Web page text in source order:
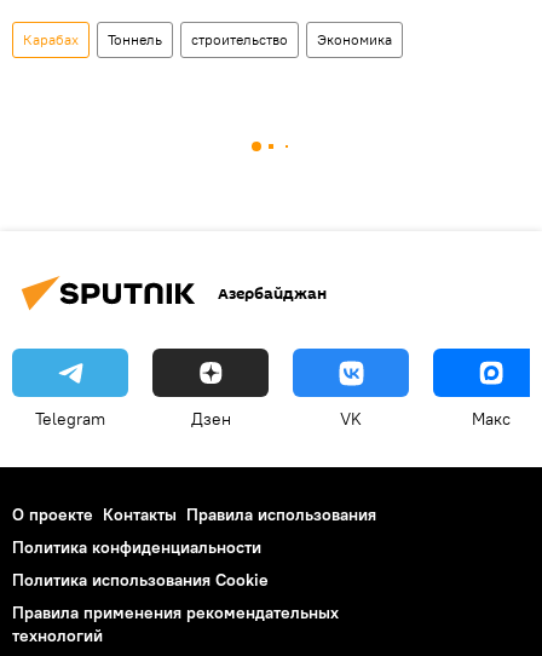
Карабах Тоннель строительство Экономика
Азербайджан
Telegram Дзен VK Макс
О проекте Контакты Правила использования
Политика конфиденциальности
Политика использования Cookie
Правила применения рекомендательных
технологий